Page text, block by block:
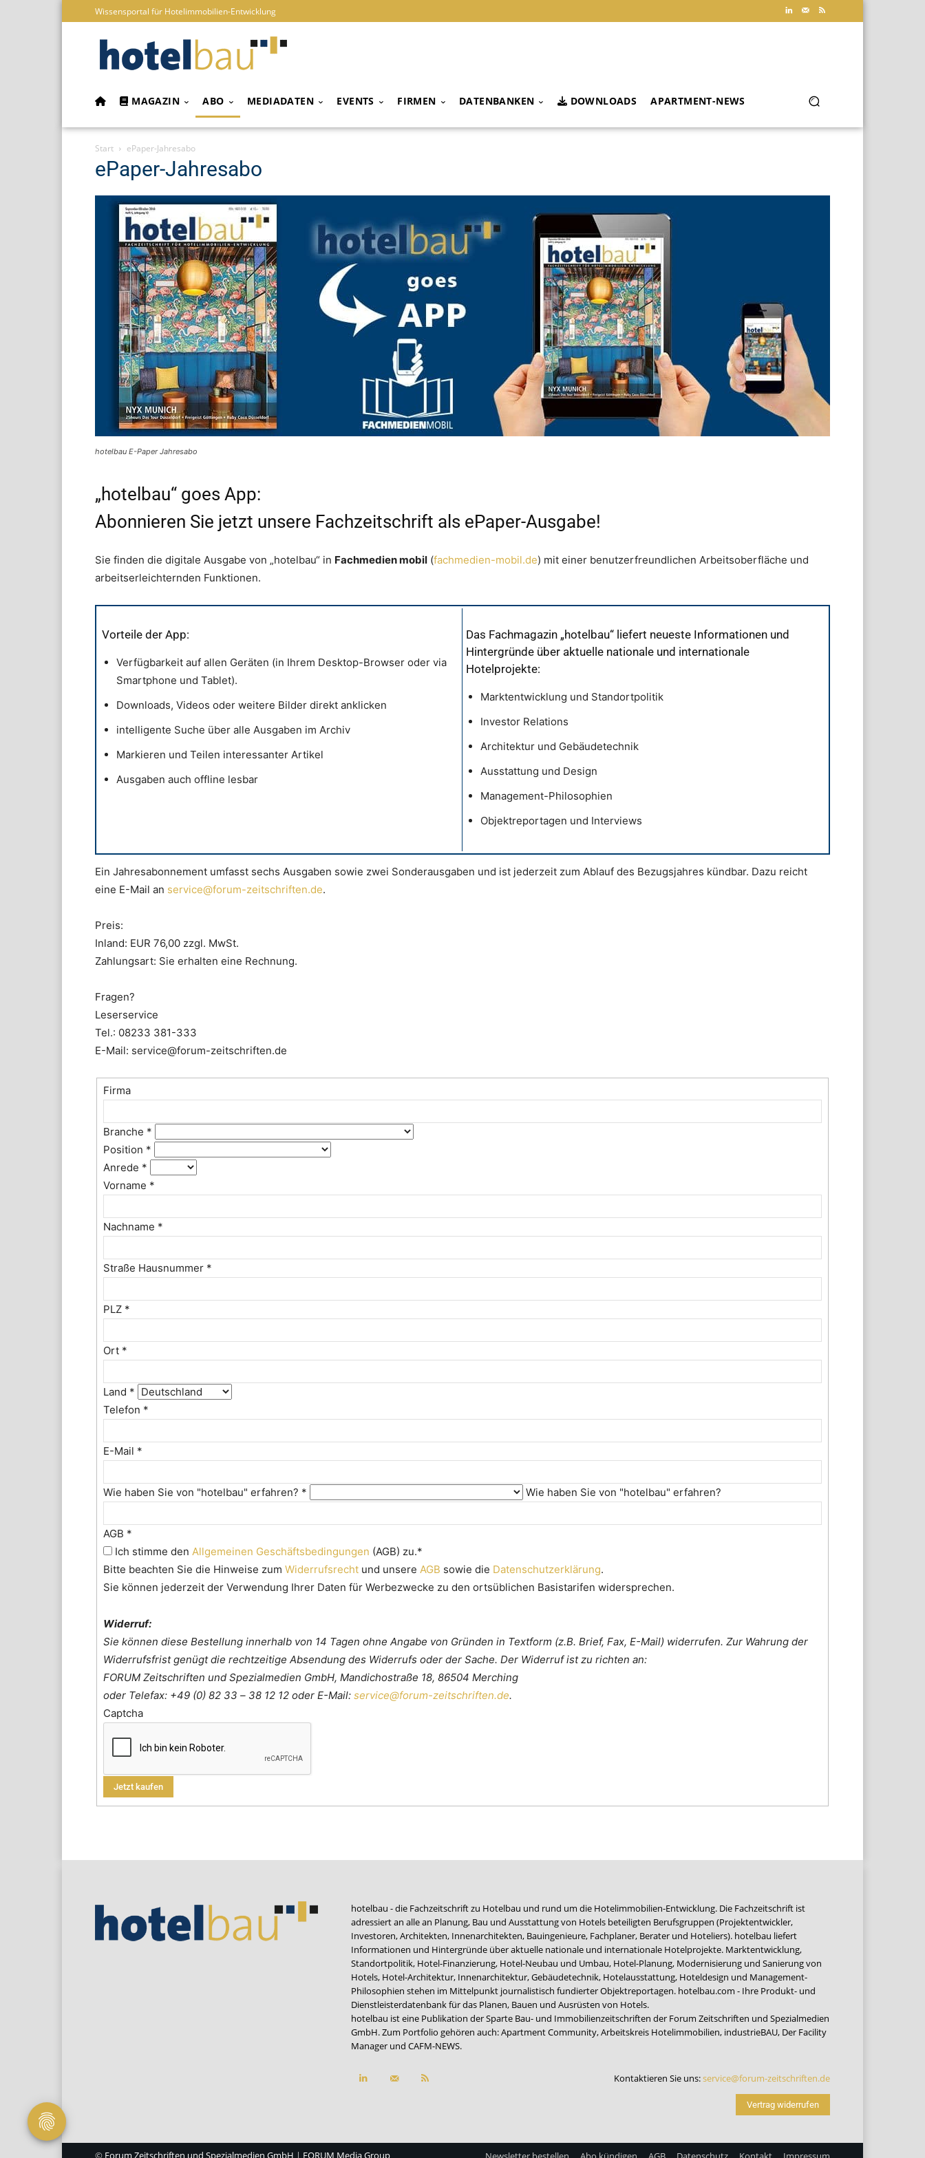
Wissensportal für Hotelimmobilien-Entwicklung
MAGAZIN ABO MEDIADATEN EVENTS FIRMEN DATENBANKEN DOWNLOADS APARTMENT-NEWS
Start ePaper-Jahresabo
ePaper-Jahresabo
hotelbau E-Paper Jahresabo
„hotelbau“ goes App:
Abonnieren Sie jetzt unsere Fachzeitschrift als ePaper-Ausgabe!
Sie finden die digitale Ausgabe von „hotelbau“ in Fachmedien mobil (fachmedien-mobil.de) mit einer benutzerfreundlichen Arbeitsoberfläche und
arbeitserleichternden Funktionen.
Vorteile der App:
Verfügbarkeit auf allen Geräten (in Ihrem Desktop-Browser oder via
Smartphone und Tablet).
Downloads, Videos oder weitere Bilder direkt anklicken
intelligente Suche über alle Ausgaben im Archiv
Markieren und Teilen interessanter Artikel
Ausgaben auch offline lesbar
Das Fachmagazin „hotelbau“ liefert neueste Informationen und
Hintergründe über aktuelle nationale und internationale
Hotelprojekte:
Marktentwicklung und Standortpolitik
Investor Relations
Architektur und Gebäudetechnik
Ausstattung und Design
Management-Philosophien
Objektreportagen und Interviews
Ein Jahresabonnement umfasst sechs Ausgaben sowie zwei Sonderausgaben und ist jederzeit zum Ablauf des Bezugsjahres kündbar. Dazu reicht
eine E-Mail an service@forum-zeitschriften.de.
Preis:
Inland: EUR 76,00 zzgl. MwSt.
Zahlungsart: Sie erhalten eine Rechnung.
Fragen?
Leserservice
Tel.: 08233 381-333
E-Mail: service@forum-zeitschriften.de
Firma
Branche *
Position *
Anrede *
Vorname *
Nachname *
Straße Hausnummer *
PLZ *
Ort *
Land *
Telefon *
E-Mail *
Wie haben Sie von "hotelbau" erfahren? * Wie haben Sie von "hotelbau" erfahren?
AGB *
Ich stimme denAllgemeinen Geschäftsbedingungen (AGB) zu.*
Bitte beachten Sie die Hinweise zumWiderrufsrecht und unsereAGB sowie die Datenschutzerklärung.
Sie können jederzeit der Verwendung Ihrer Daten für Werbezwecke zu den ortsüblichen Basistarifen widersprechen.
Widerruf:
Sie können diese Bestellung innerhalb von 14 Tagen ohne Angabe von Gründen in Textform (z.B. Brief, Fax, E-Mail) widerrufen. Zur Wahrung der
Widerrufsfrist genügt die rechtzeitige Absendung des Widerrufs oder der Sache. Der Widerruf ist zu richten an:
FORUM Zeitschriften und Spezialmedien GmbH, Mandichostraße 18, 86504 Merching
oder Telefax: +49 (0) 82 33 – 38 12 12 oder E-Mail:service@forum-zeitschriften.de.
Captcha
hotelbau - die Fachzeitschrift zu Hotelbau und rund um die Hotelimmobilien-Entwicklung. Die Fachzeitschrift ist
adressiert an alle an Planung, Bau und Ausstattung von Hotels beteiligten Berufsgruppen (Projektentwickler,
Investoren, Architekten, Innenarchitekten, Bauingenieure, Fachplaner, Berater und Hoteliers). hotelbau liefert
Informationen und Hintergründe über aktuelle nationale und internationale Hotelprojekte. Marktentwicklung,
Standortpolitik, Hotel-Finanzierung, Hotel-Neubau und Umbau, Hotel-Planung, Modernisierung und Sanierung von
Hotels, Hotel-Architektur, Innenarchitektur, Gebäudetechnik, Hotelausstattung, Hoteldesign und Management-
Philosophien stehen im Mittelpunkt journalistisch fundierter Objektreportagen. hotelbau.com - Ihre Produkt- und
Dienstleisterdatenbank für das Planen, Bauen und Ausrüsten von Hotels.
hotelbau ist eine Publikation der Sparte Bau- und Immobilienzeitschriften der Forum Zeitschriften und Spezialmedien
GmbH. Zum Portfolio gehören auch:Apartment Community,Arbeitskreis Hotelimmobilien, industrieBAU, Der Facility
Manager und CAFM-NEWS.
Kontaktieren Sie uns:service@forum-zeitschriften.de
Vertrag widerrufen
© Forum Zeitschriften und Spezialmedien GmbH | FORUM Media Group